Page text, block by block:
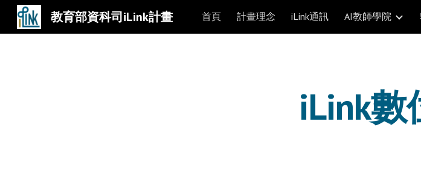
Skip to main content
教育部資科司iLink計畫 首頁 計畫理念 iLink通訊 AI教師學院
iLink數